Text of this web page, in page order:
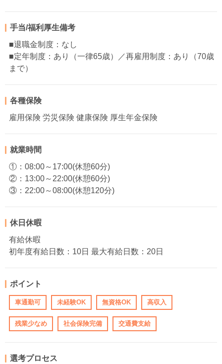
手当/福利厚生備考
■退職金制度：なし
■定年制度：あり（一律65歳）／再雇用制度：あり（70歳
まで）
各種保険
雇用保険 労災保険 健康保険 厚生年金保険
就業時間
①：08:00～17:00(休憩60分)
②：13:00～22:00(休憩60分)
③：22:00～08:00(休憩120分)
休日休暇
有給休暇
初年度有給日数：10日 最大有給日数：20日
ポイント
車通勤可 未経験OK 無資格OK 高収入
残業少なめ 社会保険完備 交通費支給
選考プロセス